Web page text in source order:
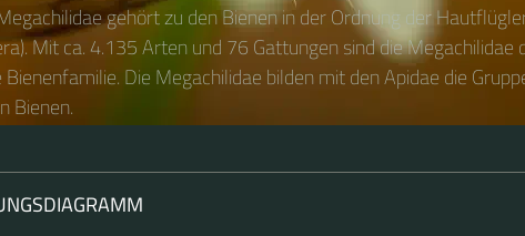
gehört zu den Bienen in der Ordnung der
Mit ca. 4.135 Arten und 76 Gattungen sind die Megachilidae
Die Megachilidae bilden mit den Apidae die
Bienen.